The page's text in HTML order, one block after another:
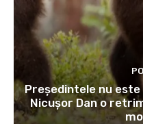
Președintele nu
Nicușor Dan o